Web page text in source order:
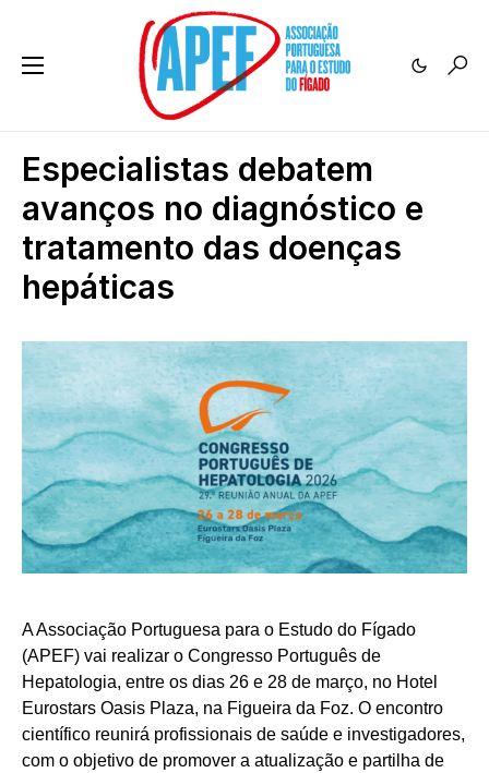
Especialistas debatem
avanços no diagnóstico e
tratamento das doenças
hepáticas
A Associação Portuguesa para o Estudo do Fígado
(APEF) vai realizar o Congresso Português de
Hepatologia, entre os dias 26 e 28 de março, no Hotel
Eurostars Oasis Plaza, na Figueira da Foz. O encontro
científico reunirá profissionais de saúde e investigadores,
com o objetivo de promover a atualização e partilha de